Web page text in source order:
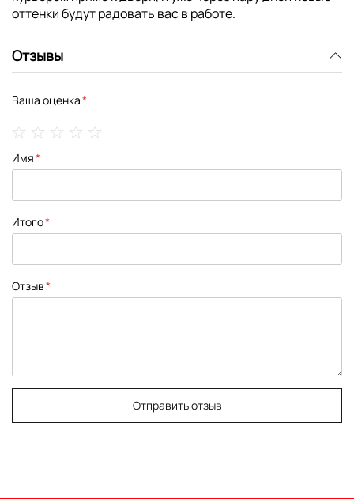
оттенки будут радовать вас в работе.
Отзывы
Ваша оценка
star
stars
stars
stars
stars
Имя
Итого
Отзыв
Отправить отзыв